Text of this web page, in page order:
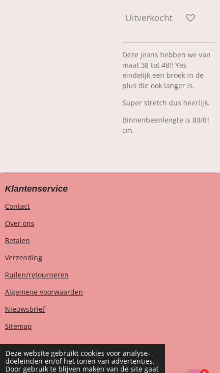
Deze website gebruikt cookies voor analyse-
doeleinden en/of het tonen van advertenties.
Door gebruik te blijven maken van de site gaat
Uitverkocht
Deze jeans hebben we van
maat 38 tot 48!! Yes
eindelijk een broek in de
plus die ook langer is.
Super stretch dus heerlijk.
Binnenbeenlengte is 80/81
cm.
Klantenservice
Contact
Over ons
Betalen
Verzending
Ruilen/retourneren
Algemene voorwaarden
Nieuwsbrief
Sitemap
T
i
I
n
F
a
W
h